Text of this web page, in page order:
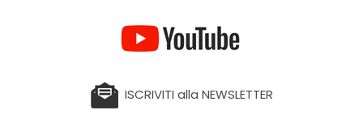
ISCRIVITI alla NEWSLETTER